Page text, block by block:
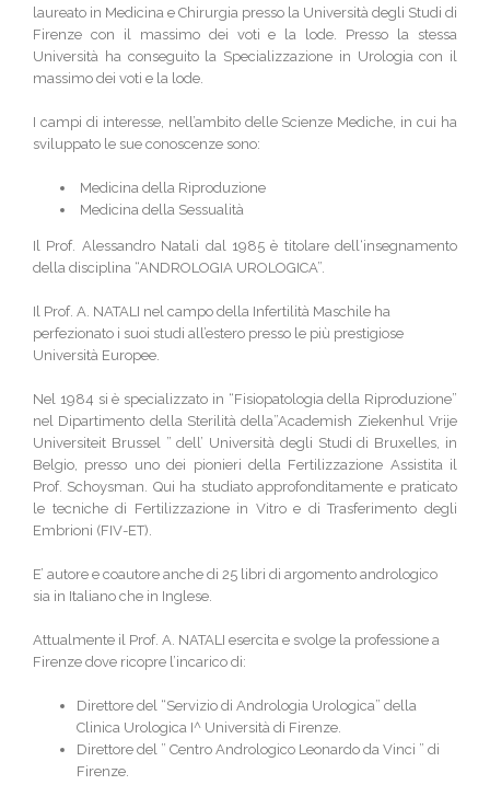
laureato in Medicina e Chirurgia presso la Università degli Studi di
Firenze con il massimo dei voti e la lode. Presso la stessa
Università ha conseguito la Specializzazione in Urologia con il
massimo dei voti e la lode.
I campi di interesse, nell’ambito delle Scienze Mediche, in cui ha
sviluppato le sue conoscenze sono:
Medicina della Riproduzione
Medicina della Sessualità
Il Prof. Alessandro Natali dal 1985 è titolare dell‘insegnamento
della disciplina “ANDROLOGIA UROLOGICA”.
Il Prof. A. NATALI nel campo della Infertilità Maschile ha
perfezionato i suoi studi all’estero presso le più prestigiose
Università Europee.
Nel 1984 si è specializzato in “Fisiopatologia della Riproduzione”
nel Dipartimento della Sterilità della”Academish Ziekenhul Vrije
Universiteit Brussel ” dell’ Università degli Studi di Bruxelles, in
Belgio, presso uno dei pionieri della Fertilizzazione Assistita il
Prof. Schoysman. Qui ha studiato approfonditamente e praticato
le tecniche di Fertilizzazione in Vitro e di Trasferimento degli
Embrioni (FIV-ET).
E’ autore e coautore anche di 25 libri di argomento andrologico
sia in Italiano che in Inglese.
Attualmente il Prof. A. NATALI esercita e svolge la professione a
Firenze dove ricopre l’incarico di:
Direttore del “Servizio di Andrologia Urologica” della
Clinica Urologica I^ Università di Firenze.
Direttore del ” Centro Andrologico Leonardo da Vinci ” di
Firenze.